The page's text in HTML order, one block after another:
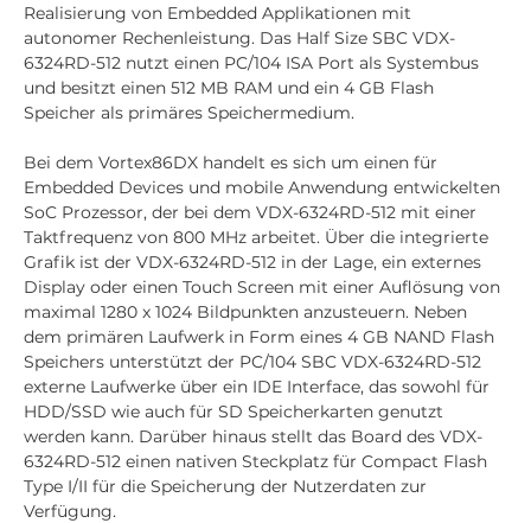
Realisierung von Embedded Applikationen mit
autonomer Rechenleistung. Das Half Size SBC VDX-
6324RD-512 nutzt einen PC/104 ISA Port als Systembus
und besitzt einen 512 MB RAM und ein 4 GB Flash
Speicher als primäres Speichermedium.
Bei dem Vortex86DX handelt es sich um einen für
Embedded Devices und mobile Anwendung entwickelten
SoC Prozessor, der bei dem VDX-6324RD-512 mit einer
Taktfrequenz von 800 MHz arbeitet. Über die integrierte
Grafik ist der VDX-6324RD-512 in der Lage, ein externes
Display oder einen Touch Screen mit einer Auflösung von
maximal 1280 x 1024 Bildpunkten anzusteuern. Neben
dem primären Laufwerk in Form eines 4 GB NAND Flash
Speichers unterstützt der PC/104 SBC VDX-6324RD-512
externe Laufwerke über ein IDE Interface, das sowohl für
HDD/SSD wie auch für SD Speicherkarten genutzt
werden kann. Darüber hinaus stellt das Board des VDX-
6324RD-512 einen nativen Steckplatz für Compact Flash
Type I/II für die Speicherung der Nutzerdaten zur
Verfügung.